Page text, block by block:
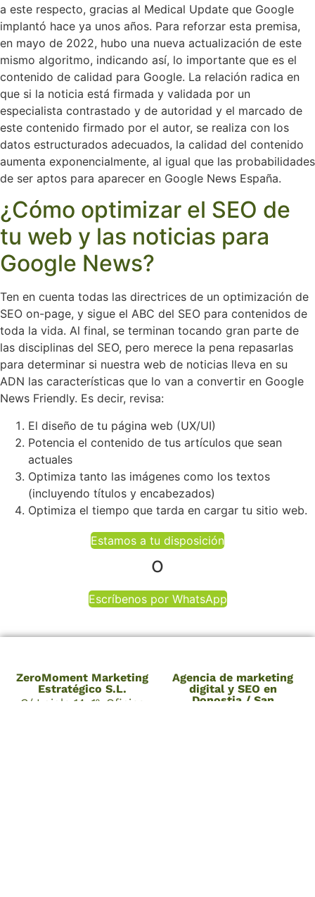
a este respecto, gracias al Medical Update que Google
implantó hace ya unos años. Para reforzar esta premisa,
en mayo de 2022, hubo una nueva actualización de este
mismo algoritmo, indicando así, lo importante que es el
contenido de calidad para Google. La relación radica en
que si la noticia está firmada y validada por un
especialista contrastado y de autoridad y el marcado de
este contenido firmado por el autor, se realiza con los
datos estructurados adecuados, la calidad del contenido
aumenta exponencialmente, al igual que las probabilidades
de ser aptos para aparecer en Google News España.
¿Cómo optimizar el SEO de
tu web y las noticias para
Google News?
Ten en cuenta todas las directrices de un optimización de
SEO on-page, y sigue el ABC del SEO para contenidos de
toda la vida. Al final, se terminan tocando gran parte de
las disciplinas del SEO, pero merece la pena repasarlas
para determinar si nuestra web de noticias lleva en su
ADN las características que lo van a convertir en Google
News Friendly. Es decir, revisa:
El diseño de tu página web (UX/UI)
Potencia el contenido de tus artículos que sean
actuales
Optimiza tanto las imágenes como los textos
(incluyendo títulos y encabezados)
Optimiza el tiempo que tarda en cargar tu sitio web.
Estamos a tu disposición
o
Escríbenos por WhatsApp
ZeroMoment Marketing
Estratégico S.L.
C/ Loiola 14, 1º. Oficina
Agencia de marketing
digital y SEO en
Donostia / San